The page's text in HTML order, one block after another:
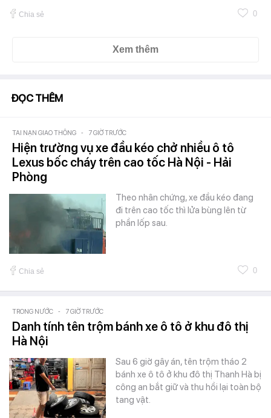
Chia sẻ 0
Xem thêm
ĐỌC THÊM
TAI NẠN GIAO THÔNG - 7 GIỜ TRƯỚC
Hiện trường vụ xe đầu kéo chở nhiều ô tô
Lexus bốc cháy trên cao tốc Hà Nội - Hải
Phòng
Theo nhân chứng, xe đầu kéo đang
đi trên cao tốc thì lửa bùng lên từ
phần lốp sau.
Chia sẻ 0
TRONG NƯỚC - 7 GIỜ TRƯỚC
Danh tính tên trộm bánh xe ô tô ở khu đô thị
Hà Nội
Sau 6 giờ gây án, tên trộm tháo 2
bánh xe ô tô ở khu đô thị Thanh Hà bị
công an bắt giữ và thu hồi lại toàn bộ
tang vật.